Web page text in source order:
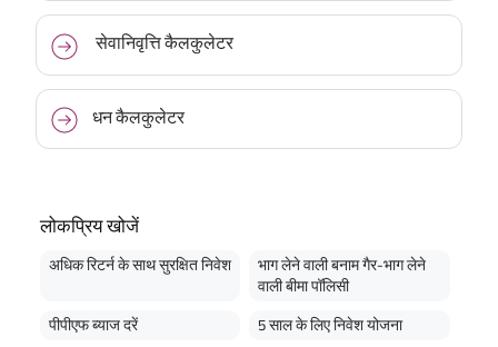
सेवानिवृत्ति कैलकुलेटर
धन कैलकुलेटर
लोकप्रिय खोजें
अधिक रिटर्न के साथ सुरक्षित निवेश
भाग लेने वाली बनाम गैर-भाग लेने
वाली बीमा पॉलिसी
पीपीएफ ब्याज दरें 5 साल के लिए निवेश योजना